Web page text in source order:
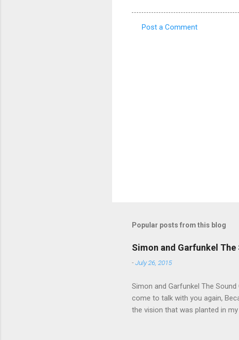
Post a Comment
Popular posts from this blog
Simon and Garfunkel
-July 26, 2015
Simon and Garfunkel The Sound
come to talk with you again,
the vision that was planted in
the cold and damp When my